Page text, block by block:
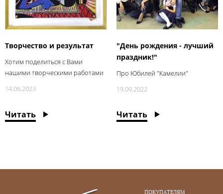
Творчество и результат
Хотим поделиться с Вами
нашими творческими работами
14.06.2023
Читать
"День рождения - лучший
праздник!"
Про Юбилей "Камелии"
19.09.2022
Читать
ПОКУПАТЕЛЯМ